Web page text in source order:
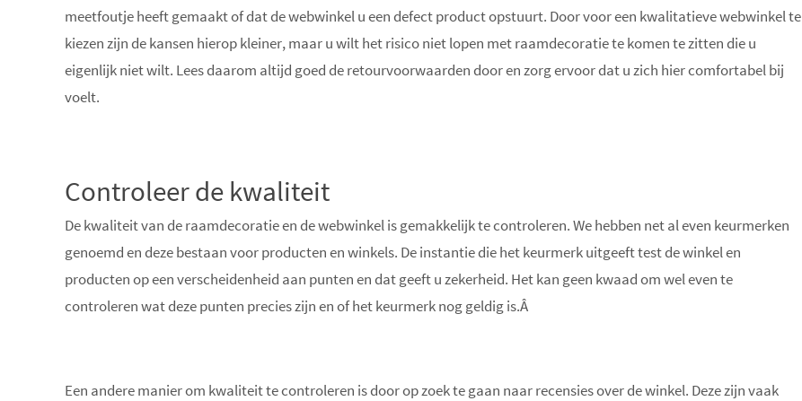
meetfoutje heeft gemaakt of dat de webwinkel u een defect product opstuurt. Door voor een kwalitatieve webwinkel te
kiezen zijn de kansen hierop kleiner, maar u wilt het risico niet lopen met raamdecoratie te komen te zitten die u
eigenlijk niet wilt. Lees daarom altijd goed de retourvoorwaarden door en zorg ervoor dat u zich hier comfortabel bij
voelt.
Controleer de kwaliteit
De kwaliteit van de raamdecoratie en de webwinkel is gemakkelijk te controleren. We hebben net al even keurmerken
genoemd en deze bestaan voor producten en winkels. De instantie die het keurmerk uitgeeft test de winkel en
producten op een verscheidenheid aan punten en dat geeft u zekerheid. Het kan geen kwaad om wel even te
controleren wat deze punten precies zijn en of het keurmerk nog geldig is.Â
Een andere manier om kwaliteit te controleren is door op zoek te gaan naar recensies over de winkel. Deze zijn vaak